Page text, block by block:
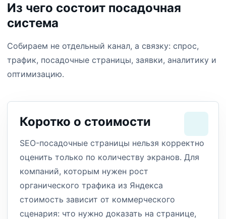
Из чего состоит посадочная
система
Собираем не отдельный канал, а связку: спрос,
трафик, посадочные страницы, заявки, аналитику и
оптимизацию.
Коротко о стоимости
SEO-посадочные страницы нельзя корректно
оценить только по количеству экранов. Для
компаний, которым нужен рост
органического трафика из Яндекса
стоимость зависит от коммерческого
сценария: что нужно доказать на странице,